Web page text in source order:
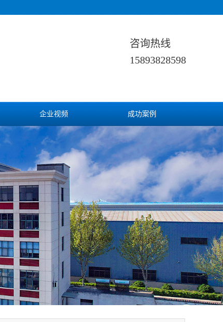
咨询热线
15893828598
企业视频 成功案例